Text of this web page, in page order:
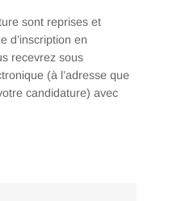
sont reprises et
d’inscription en
recevrez sous
(à l’adresse que
candidature) avec